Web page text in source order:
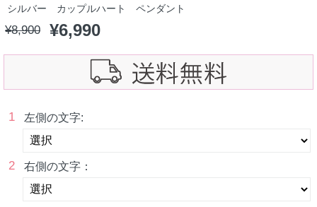
シルバー カップルハート ペンダント
¥8,900 ¥6,990
1 左側の文字:
2 右側の文字：